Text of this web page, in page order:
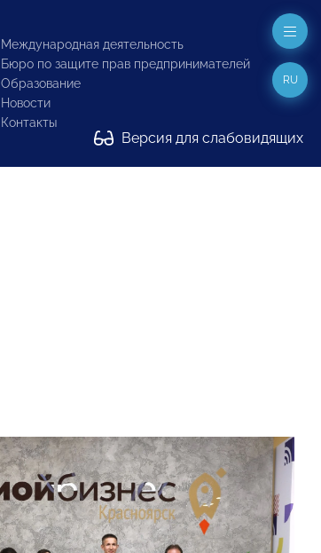
Международная деятельность
Бюро по защите прав предпринимателей
Образование
Новости
Контакты
Версия для слабовидящих
RU